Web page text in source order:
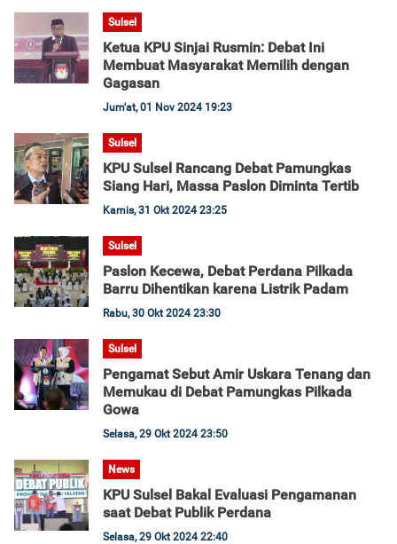
Sulsel
Ketua KPU Sinjai Rusmin: Debat Ini
Membuat Masyarakat Memilih dengan
Gagasan
Jum'at, 01 Nov 2024 19:23
Sulsel
KPU Sulsel Rancang Debat Pamungkas
Siang Hari, Massa Paslon Diminta Tertib
Kamis, 31 Okt 2024 23:25
Sulsel
Paslon Kecewa, Debat Perdana Pilkada
Barru Dihentikan karena Listrik Padam
Rabu, 30 Okt 2024 23:30
Sulsel
Pengamat Sebut Amir Uskara Tenang dan
Memukau di Debat Pamungkas Pilkada
Gowa
Selasa, 29 Okt 2024 23:50
News
KPU Sulsel Bakal Evaluasi Pengamanan
saat Debat Publik Perdana
Selasa, 29 Okt 2024 22:40